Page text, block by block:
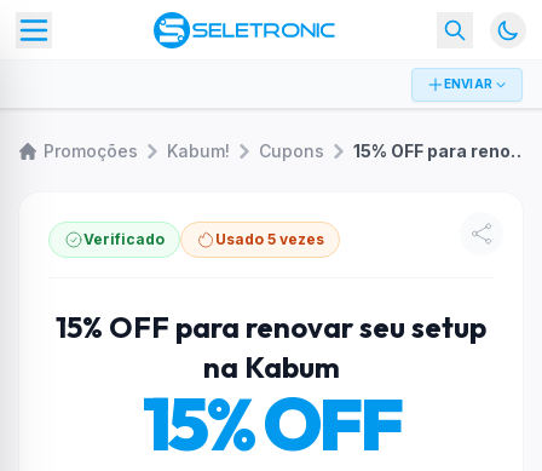
ENVIAR
Promoções Kabum! Cupons 15% OFF para renovar seu setup na Kabum
Verificado Usado 5 vezes
15% OFF para renovar seu setup
na Kabum
15% OFF